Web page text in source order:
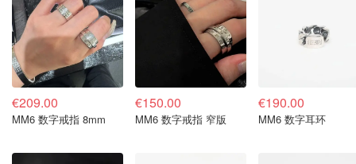
€209.00
MM6 数字戒指 8mm
€150.00
MM6 数字戒指 窄版
€190.00
MM6 数字耳环